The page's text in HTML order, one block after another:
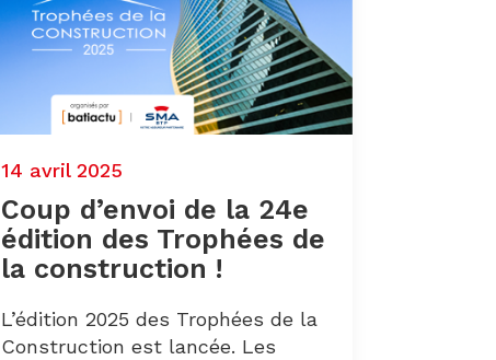
14 avril 2025
Coup d’envoi de la 24e
édition des Trophées de
la construction !
L’édition 2025 des Trophées de la
Construction est lancée. Les